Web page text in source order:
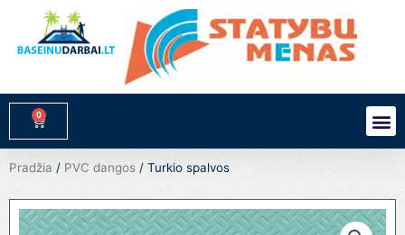
turinio
0
Cart
Pradžia / PVC dangos / Turkio spalvos